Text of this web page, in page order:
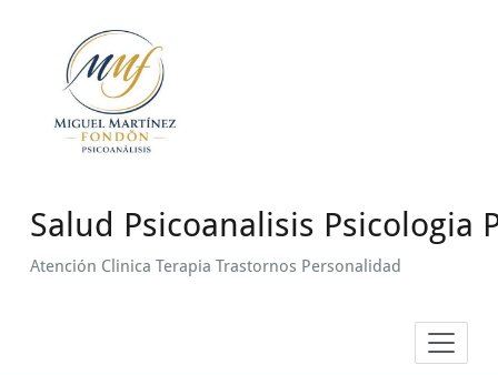
contenido
Salud Psicoanalisis Psicologia
Atención Clinica Terapia Trastornos Personalidad